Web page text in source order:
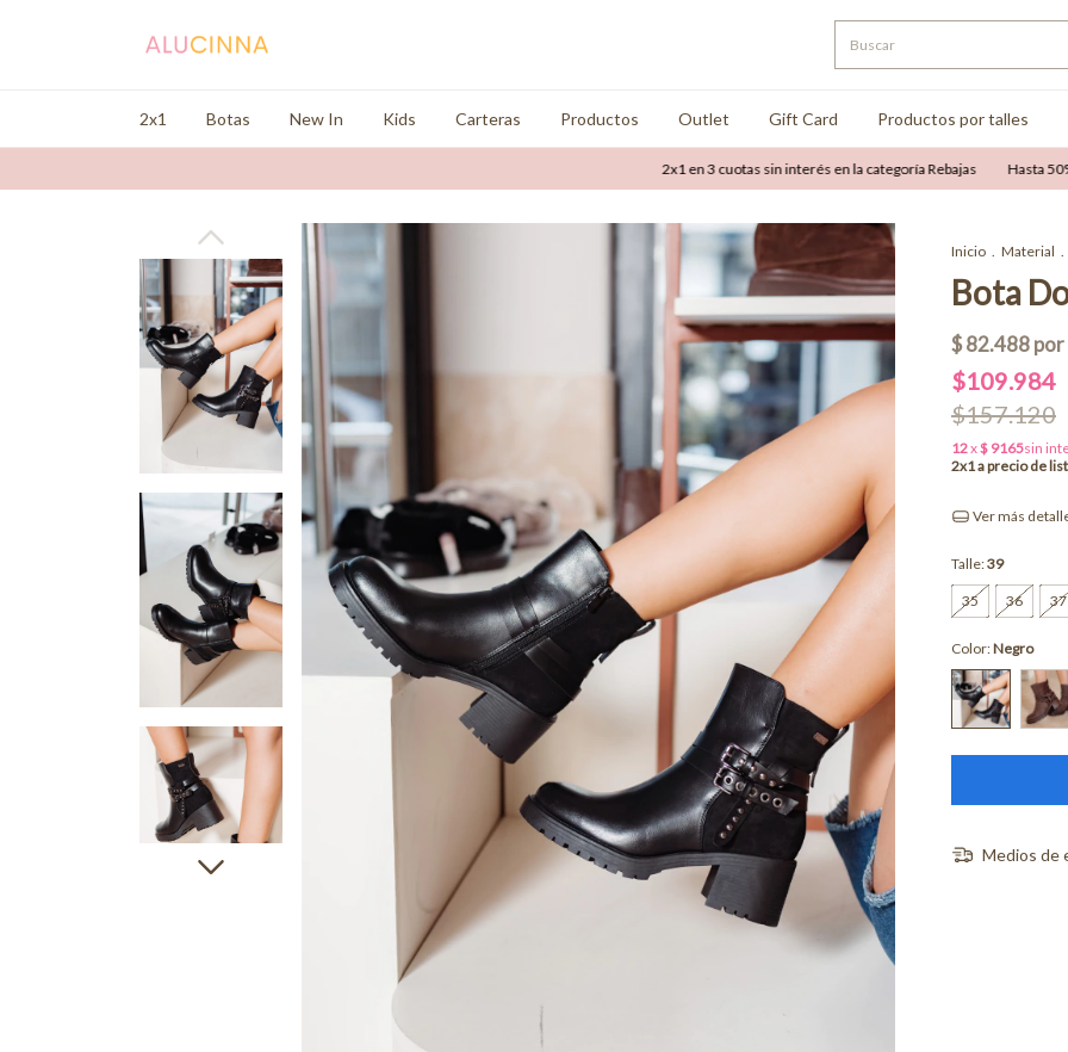
2x1 Botas New In Kids Carteras Productos Outlet Gift Card Productos por talles
2x1 en 3 cuotas sin interés en la categoría Rebajas Hasta 50% OFF
Inicio . Material .
Bota
$109.984
$157.120
Ver más
Talle:39
35 36 37
Color:Negro
Medios de